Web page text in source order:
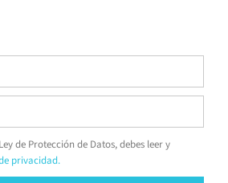
de Protección de Datos, debes leer y
privacidad.